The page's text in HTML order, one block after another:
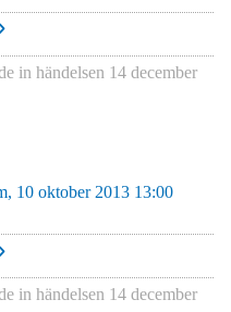
in händelsen 14 december
10 oktober 2013 13:00
in händelsen 14 december